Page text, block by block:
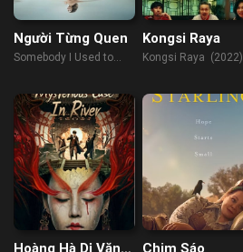
Người Từng Quen
Somebody I Used to
Kongsi Raya
Kongsi Raya (2022)
Hoàng Hà Dị Văn
Chim Sáo